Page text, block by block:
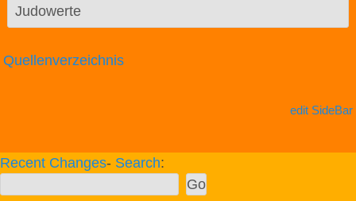
Judowerte
Quellenverzeichnis
edit SideBar
Recent Changes- Search: